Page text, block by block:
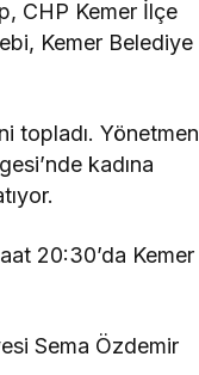
CHP Kemer İlçe
Kemer Belediye
topladı. Yönetmen
kadına
20:30’da Kemer
Sema Özdemir